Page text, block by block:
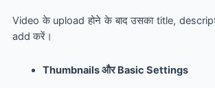
Video के upload होने के बाद उसका title,
add करें।
Thumbnails और Basic Settings